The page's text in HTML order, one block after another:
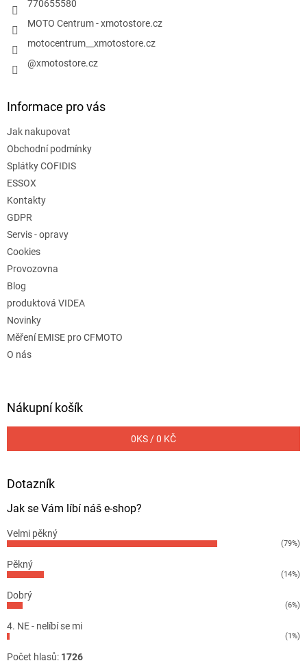
770655580
MOTO Centrum - xmotostore.cz
motocentrum__xmotostore.cz
@xmotostore.cz
Informace pro vás
Jak nakupovat
Obchodní podmínky
Splátky COFIDIS
ESSOX
Kontakty
GDPR
Servis - opravy
Cookies
Provozovna
Blog
produktová VIDEA
Novinky
Měření EMISE pro CFMOTO
O nás
Nákupní košík
0KS /0 KČ
Dotazník
Jak se Vám líbí náš e-shop?
Velmi pěkný
(79%)
Pěkný
(14%)
Dobrý
(6%)
4. NE - nelíbí se mi
(1%)
Počet hlasů: 1726